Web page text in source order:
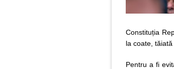
Constituția
la coate,
Pentru a fi